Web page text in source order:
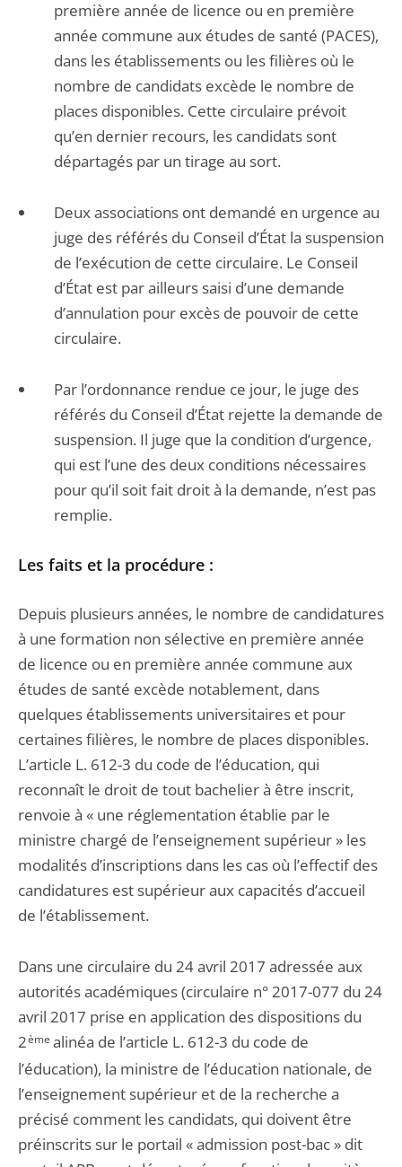
première année de licence ou en première
année commune aux études de santé (PACES),
dans les établissements ou les filières où le
nombre de candidats excède le nombre de
places disponibles. Cette circulaire prévoit
qu’en dernier recours, les candidats sont
départagés par un tirage au sort.
Deux associations ont demandé en urgence au
juge des référés du Conseil d’État la suspension
de l’exécution de cette circulaire. Le Conseil
d’État est par ailleurs saisi d’une demande
d’annulation pour excès de pouvoir de cette
circulaire.
Par l’ordonnance rendue ce jour, le juge des
référés du Conseil d’État rejette la demande de
suspension. Il juge que la condition d’urgence,
qui est l’une des deux conditions nécessaires
pour qu’il soit fait droit à la demande, n’est pas
remplie.
Les faits et la procédure :
Depuis plusieurs années, le nombre de candidatures
à une formation non sélective en première année
de licence ou en première année commune aux
études de santé excède notablement, dans
quelques établissements universitaires et pour
certaines filières, le nombre de places disponibles.
L’article L. 612-3 du code de l’éducation, qui
reconnaît le droit de tout bachelier à être inscrit,
renvoie à « une réglementation établie par le
ministre chargé de l’enseignement supérieur » les
modalités d’inscriptions dans les cas où l’effectif des
candidatures est supérieur aux capacités d’accueil
de l’établissement.
Dans une circulaire du 24 avril 2017 adressée aux
autorités académiques (circulaire n° 2017-077 du 24
avril 2017 prise en application des dispositions du
2ème alinéa de l’article L. 612-3 du code de
l’éducation), la ministre de l’éducation nationale, de
l’enseignement supérieur et de la recherche a
précisé comment les candidats, qui doivent être
préinscrits sur le portail « admission post-bac » dit